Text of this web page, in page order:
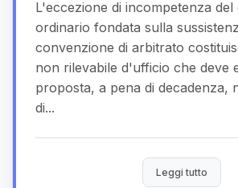
L'eccezione di incompetenza del
ordinario fondata sulla
convenzione di arbitrato
non rilevabile d'ufficio che deve
proposta, a pena di decadenza,
di...
Leggi tutto